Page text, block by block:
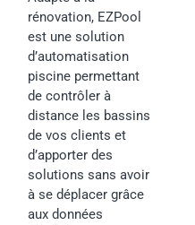
rénovation, EZPool
est une solution
d’automatisation
piscine permettant
de contrôler à
distance les bassins
de vos clients et
d’apporter des
solutions sans avoir
à se déplacer grâce
aux données